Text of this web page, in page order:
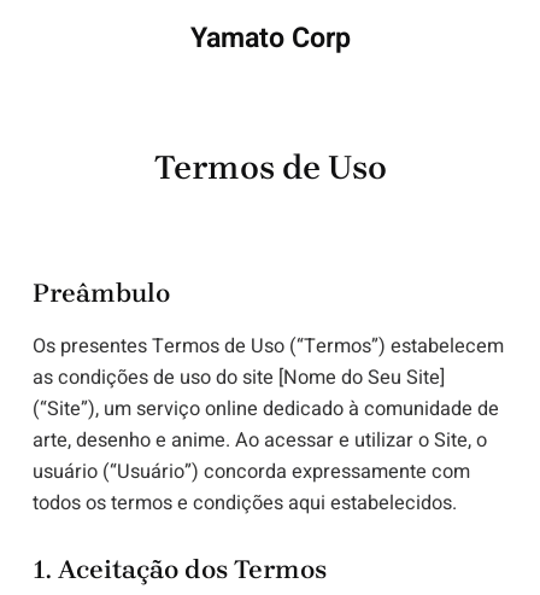
Yamato Corp
Termos de Uso
Preâmbulo
Os presentes Termos de Uso (“Termos”) estabelecem
as condições de uso do site [Nome do Seu Site]
(“Site”), um serviço online dedicado à comunidade de
arte, desenho e anime. Ao acessar e utilizar o Site, o
usuário (“Usuário”) concorda expressamente com
todos os termos e condições aqui estabelecidos.
1. Aceitação dos Termos